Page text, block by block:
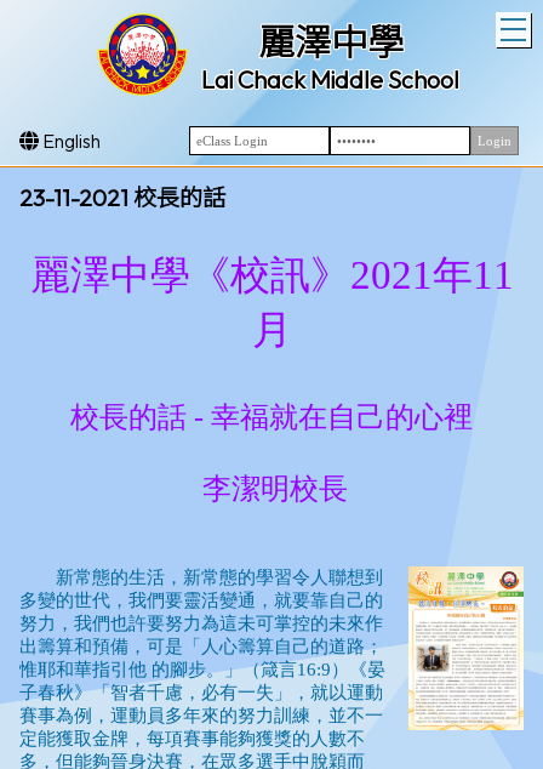
麗澤中學
Lai Chack Middle School
English
23-11-2021 校長的話